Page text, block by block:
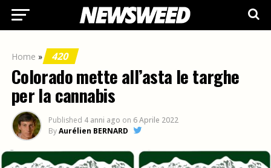
Home » 420
Colorado mette all’asta le targhe
per la cannabis
Published 4 anni ago on 6 Aprile 2022
ByAurélien BERNARD